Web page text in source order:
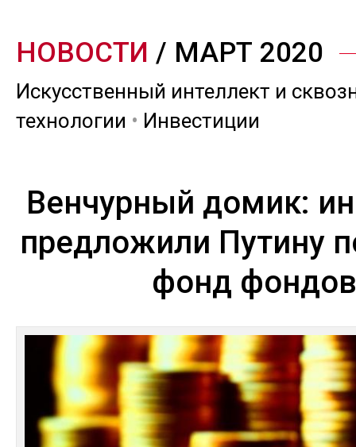
НОВОСТИ / МАРТ 2020
Искусственный интеллект и
технологии • Инвестиции
Венчурный домик:
предложили Путину
фонд фондов